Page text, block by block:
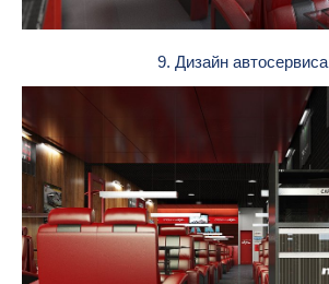
9. Дизайн автосервиса